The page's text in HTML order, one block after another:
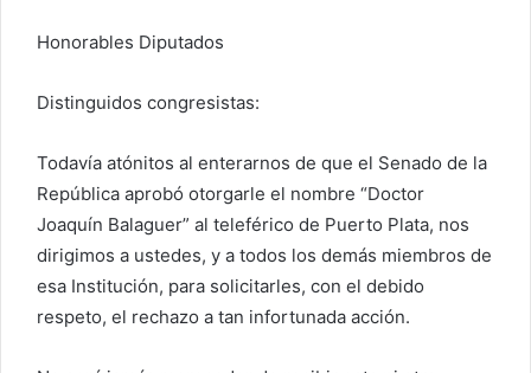
Honorables Diputados
Distinguidos congresistas:
Todavía atónitos al enterarnos de que el Senado de la
República aprobó otorgarle el nombre “Doctor
Joaquín Balaguer” al teleférico de Puerto Plata, nos
dirigimos a ustedes, y a todos los demás miembros de
esa Institución, para solicitarles, con el debido
respeto, el rechazo a tan infortunada acción.